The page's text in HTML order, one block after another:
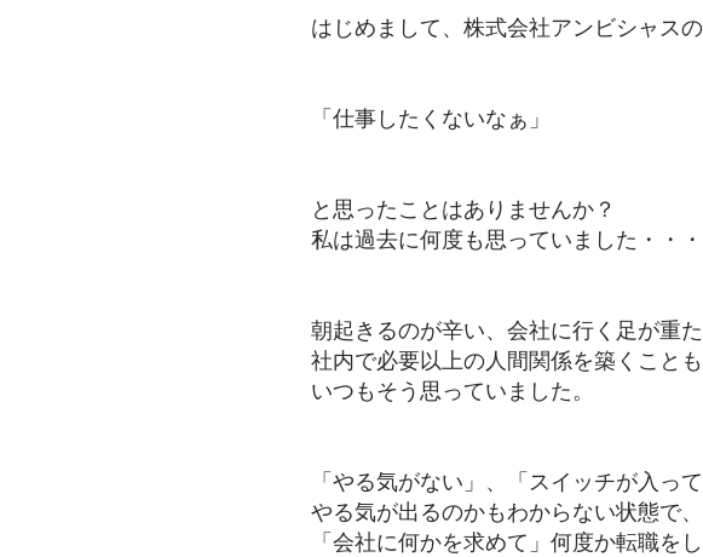
はじめまして、株式会社アンビシャス
「仕事したくないなぁ」
と思ったことはありませんか？
私は過去に何度も思っていました・・・
朝起きるのが辛い、会社に行く足が重
社内で必要以上の人間関係を築くこと
いつもそう思っていました。
「やる気がない」、「スイッチが入っ
やる気が出るのかもわからない状態で
「会社に何かを求めて」何度か転職をし